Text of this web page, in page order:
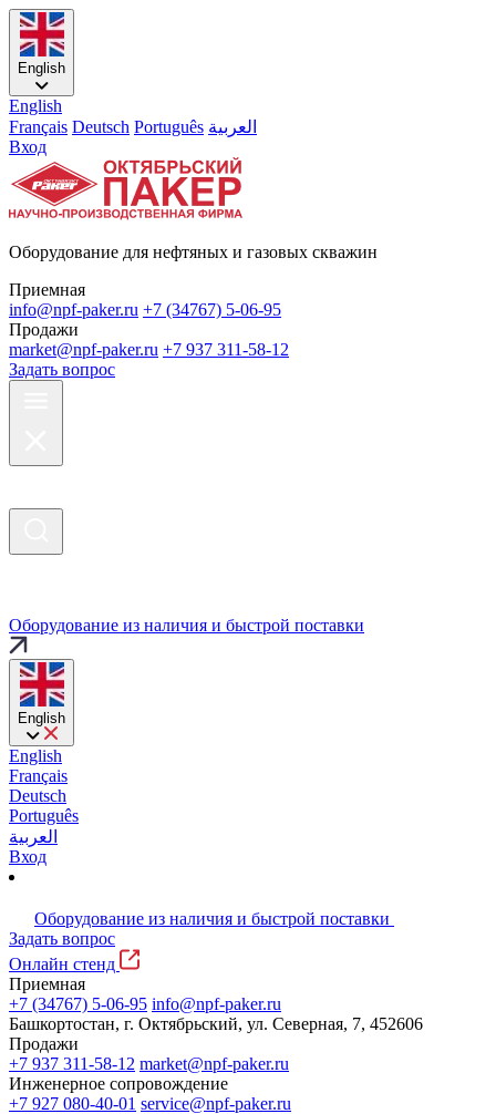
English
English
Français Deutsch Português العربية
Вход
Оборудование для нефтяных и газовых скважин
Приемная
info@npf-paker.ru +7 (34767) 5-06-95
Продажи
market@npf-paker.ru +7 937 311-58-12
Задать вопрос
Оборудование из наличия и быстрой поставки
English
English
Français
Deutsch
Português
العربية
Вход
Оборудование из наличия и быстрой поставки
Задать вопрос
Онлайн стенд
Приемная
+7 (34767) 5-06-95 info@npf-paker.ru
Башкортостан, г. Октябрьский, ул. Северная, 7, 452606
Продажи
+7 937 311-58-12 market@npf-paker.ru
Инженерное сопровождение
+7 927 080-40-01 service@npf-paker.ru